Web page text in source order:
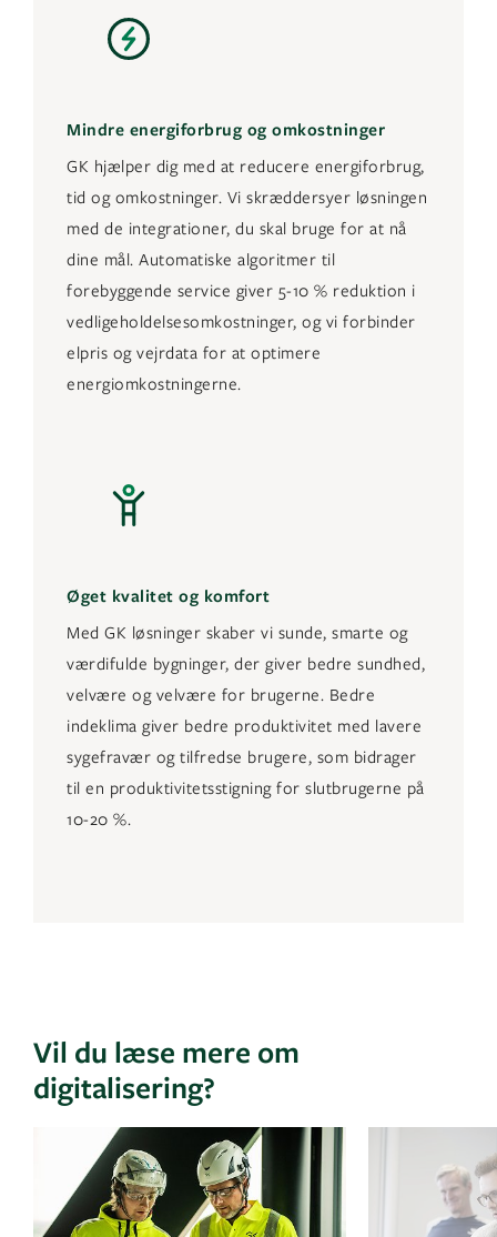
Mindre energiforbrug og omkostninger
GK hjælper dig med at reducere energiforbrug,
tid og omkostninger. Vi skræddersyer løsningen
med de integrationer, du skal bruge for at nå
dine mål. Automatiske algoritmer til
forebyggende service giver 5-10 % reduktion i
vedligeholdelsesomkostninger, og vi forbinder
elpris og vejrdata for at optimere
energiomkostningerne.
Øget kvalitet og komfort
Med GK løsninger skaber vi sunde, smarte og
værdifulde bygninger, der giver bedre sundhed,
velvære og velvære for brugerne. Bedre
indeklima giver bedre produktivitet med lavere
sygefravær og tilfredse brugere, som bidrager
til en produktivitetsstigning for slutbrugerne på
10-20 %.
Vil du læse mere om
digitalisering?